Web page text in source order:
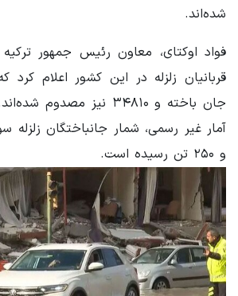
شده‌اند.
فواد اوکتای، معاون رئیس جمهور ترکیه
جان باخته و ۳۴۸۱۰ نیز
آمار غیر رسمی، شمار جانباختگان زلزله
و ۲۵۰ تن رسیده است.